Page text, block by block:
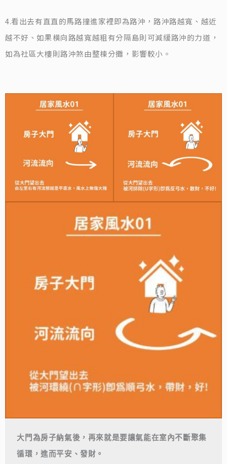
4.看出去有直直的馬路撞進家裡即為路沖，路沖路越寬、越近
越不好、如果橫向路越寬越粗有分隔島則可減緩路沖的力道，
如為社區大樓則路沖煞由整棟分攤，影響較小。
大門為房子納氣後，再來就是要讓氣能在室內不斷聚集
循環，進而平安、發財。